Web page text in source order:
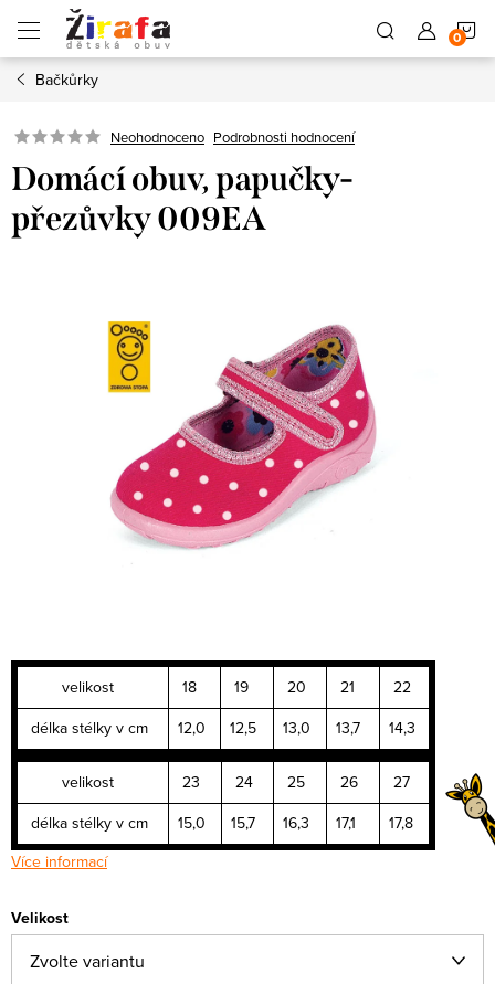
obsah
Bačkůrky
Neohodnoceno Podrobnosti hodnocení
Domácí obuv, papučky-
přezůvky 009EA
velikost 18 19 20 21
22
délka stélky v cm
12,0 12,5 13,0 13,7 14,3
velikost 23 24 25 26
27
délka stélky v cm
15,0 15,7 16,3 17,1
17,8
Více informací
Velikost